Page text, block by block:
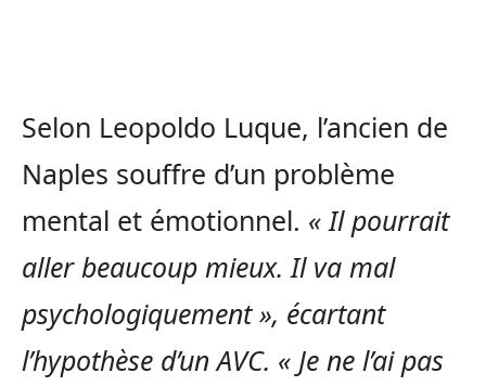
Selon Leopoldo Luque, l’ancien de
Naples souffre d’un problème
mental et émotionnel. « Il pourrait
aller beaucoup mieux. Il va mal
psychologiquement », écartant
l’hypothèse d’un AVC. « Je ne l’ai pas